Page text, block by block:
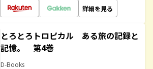
詳細を見る
とろとろトロピカル ある旅の記録と
記憶。 第4巻
D-Books